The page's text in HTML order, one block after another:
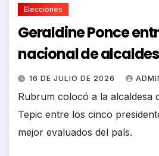
Elecciones
Geraldine Ponce
nacional de alcaldes
16 DE JULIO DE 2026
Rubrum colocó a la alcaldesa
Tepic entre los cinco
mejor evaluados del país.